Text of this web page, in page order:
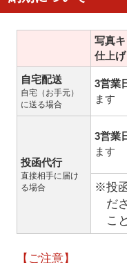
写真
仕上げ
自宅配送
自宅（お手元）
に送る場合
3営業
ます
投函代行
直接相手に届け
る場合
3営業
ます
※投
だ
こ
【ご注意】